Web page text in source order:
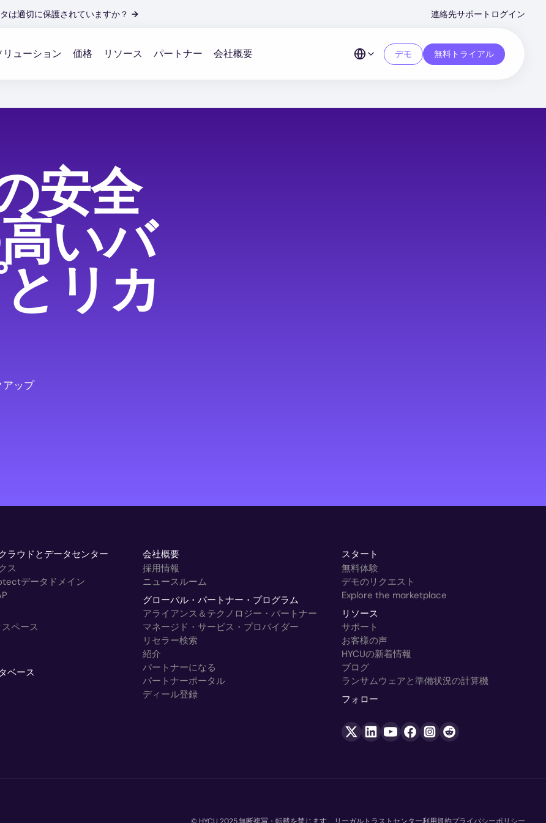
は適切に保護されていますか？ →
Menu
連絡先サポート ログイン
リューション 価格 リソース パートナー 会社概要 デモ 無料トライアル
安全
いバ
リカ
アップ
ラウドとデータセンター
ス
データドメイン
ペース
ベース
会社概要
採用情報
ニュースルーム
グローバル・パートナー・プログラム
アライアンス＆テクノロジー・パートナー
マネージド・サービス・プロバイダー
リセラー検索
紹介
パートナーになる
パートナーポータル
ディール登録
スタート
無料体験
デモのリクエスト
Explore the marketplace
リソース
サポート
お客様の声
HYCUの新着情報
ブログ
ランサムウェアと準備状況の計算機
フォロー
© HYCU 2025.無断複写・転載を禁じます。 リーガル トラストセンター利用規約プライバシーポリシー